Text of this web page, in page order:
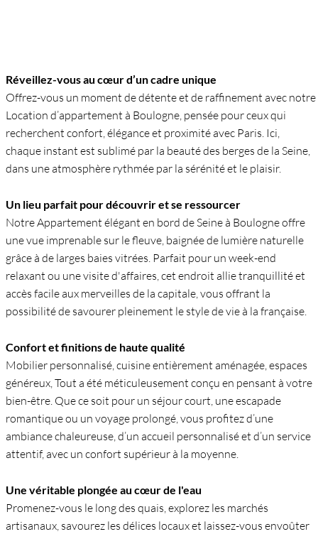
Réveillez-vous au cœur d’un cadre unique
Offrez-vous un moment de détente et de raffinement avec notre
Location d’appartement à Boulogne, pensée pour ceux qui
recherchent confort, élégance et proximité avec Paris. Ici,
chaque instant est sublimé par la beauté des berges de la Seine,
dans une atmosphère rythmée par la sérénité et le plaisir.
Un lieu parfait pour découvrir et se ressourcer
Notre Appartement élégant en bord de Seine à Boulogne offre
une vue imprenable sur le fleuve, baignée de lumière naturelle
grâce à de larges baies vitrées. Parfait pour un week-end
relaxant ou une visite d'affaires, cet endroit allie tranquillité et
accès facile aux merveilles de la capitale, vous offrant la
possibilité de savourer pleinement le style de vie à la française.
Confort et finitions de haute qualité
Mobilier personnalisé, cuisine entièrement aménagée, espaces
généreux, Tout a été méticuleusement conçu en pensant à votre
bien-être. Que ce soit pour un séjour court, une escapade
romantique ou un voyage prolongé, vous profitez d’une
ambiance chaleureuse, d’un accueil personnalisé et d’un service
attentif, avec un confort supérieur à la moyenne.
Une véritable plongée au cœur de l'eau
Promenez-vous le long des quais, explorez les marchés
artisanaux, savourez les délices locaux et laissez-vous envoûter